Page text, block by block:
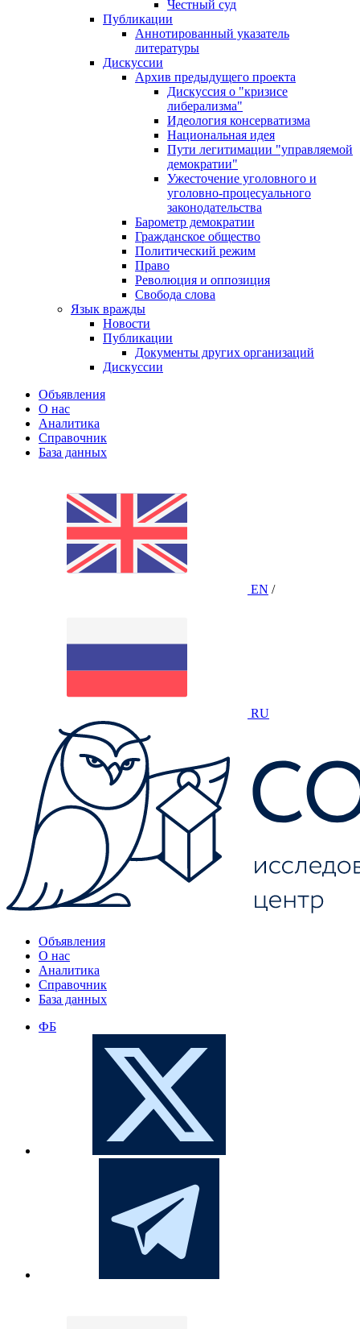
Честный суд
Публикации
Аннотированный указатель
литературы
Дискуссии
Архив предыдущего проекта
Дискуссия о "кризисе
либерализма"
Идеология консерватизма
Национальная идея
Пути легитимации "управляемой
демократии"
Ужесточение уголовного и
уголовно-процесуального
законодательства
Барометр демократии
Гражданское общество
Политический режим
Право
Революция и оппозиция
Свобода слова
Язык вражды
Новости
Публикации
Документы других организаций
Дискуссии
Объявления
О нас
Аналитика
Справочник
База данных
EN /
RU
Объявления
О нас
Аналитика
Справочник
База данных
ФБ